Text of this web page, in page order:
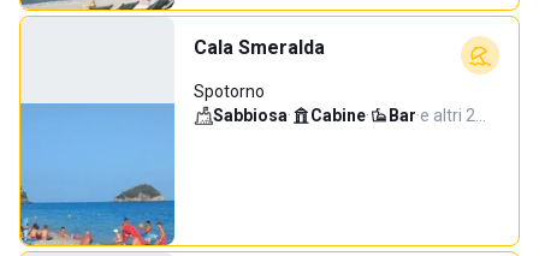
Cala Smeralda
Spotorno
Sabbiosa· Cabine· Bar·e altri 2…